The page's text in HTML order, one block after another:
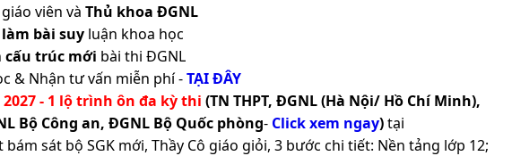
viên và Thủ khoa ĐGNL
bài suy luận khoa học
cấu trúc mới bài thi ĐGNL
& Nhận tư vấn miễn phí -TẠI ĐÂY
- 1 lộ trình ôn đa kỳ thi (TN THPT, ĐGNL (Hà Nội/ Hồ Chí Minh),
Bộ Công an, ĐGNL Bộ Quốc phòng- Click xem ngay)tại
bám sát bộ SGK mới, Thầy Cô giáo giỏi, 3 bước chi tiết: Nền tảng lớp 12;